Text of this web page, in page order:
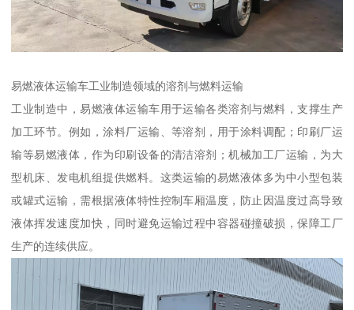
易燃液体运输车工业制造领域的溶剂与燃料运输​
工业制造中，易燃液体运输车用于运输各类溶剂与燃料，支撑生产
加工环节。例如，涂料厂运输、等溶剂，用于涂料调配；印刷厂运
输等易燃液体，作为印刷设备的清洁溶剂；机械加工厂运输，为大
型机床、发电机组提供燃料。这类运输的易燃液体多为中小型包装
或罐式运输，需根据液体特性控制车厢温度，防止因温度过高导致
液体挥发速度加快，同时避免运输过程中容器碰撞破损，保障工厂
生产的连续供应。​